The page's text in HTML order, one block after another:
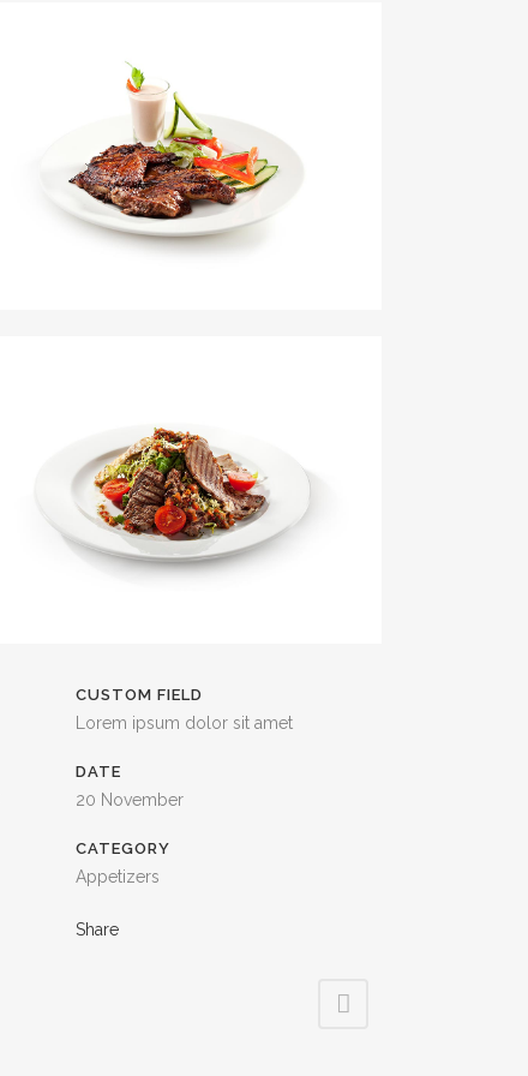
CUSTOM FIELD
Lorem ipsum dolor sit amet
DATE
20 November
CATEGORY
Appetizers
Share